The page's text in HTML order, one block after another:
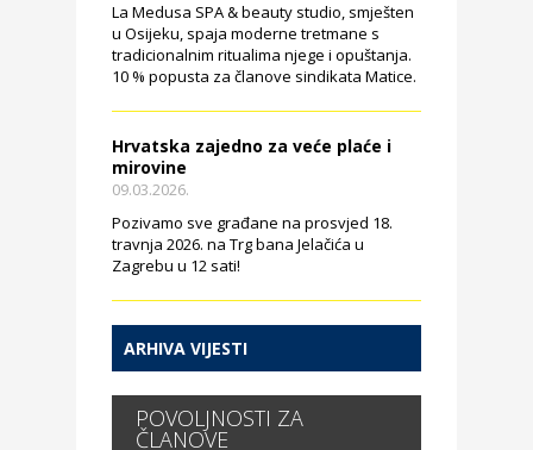
La Medusa SPA & beauty studio, smješten
u Osijeku, spaja moderne tretmane s
tradicionalnim ritualima njege i opuštanja.
10 % popusta za članove sindikata Matice.
Hrvatska zajedno za veće plaće i
mirovine
09.03.2026.
Pozivamo sve građane na prosvjed 18.
travnja 2026. na Trg bana Jelačića u
Zagrebu u 12 sati!
ARHIVA VIJESTI
POVOLJNOSTI ZA
ČLANOVE